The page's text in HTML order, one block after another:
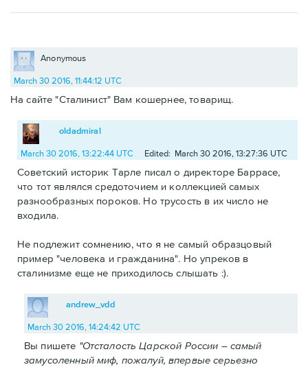
Anonymous
March 30 2016, 11:44:12 UTC
На сайте "Сталинист" Вам кошернее, товарищ.
oldadmiral
March 30 2016, 13:22:44 UTC Edited: March 30 2016, 13:27:36 UTC
Советский историк Тарле писал о директоре Баррасе,
что тот являлся средоточием и коллекцией самых
разнообразных пороков. Но трусость в их число не
входила.
Не подлежит сомнению, что я не самый образцовый
пример "человека и гражданина". Но упреков в
сталинизме еще не приходилось слышать :).
andrew_vdd
March 30 2016, 14:24:42 UTC
Вы пишете "Отсталость Царской России – самый
замусоленный миф, пожалуй, впервые серьезно